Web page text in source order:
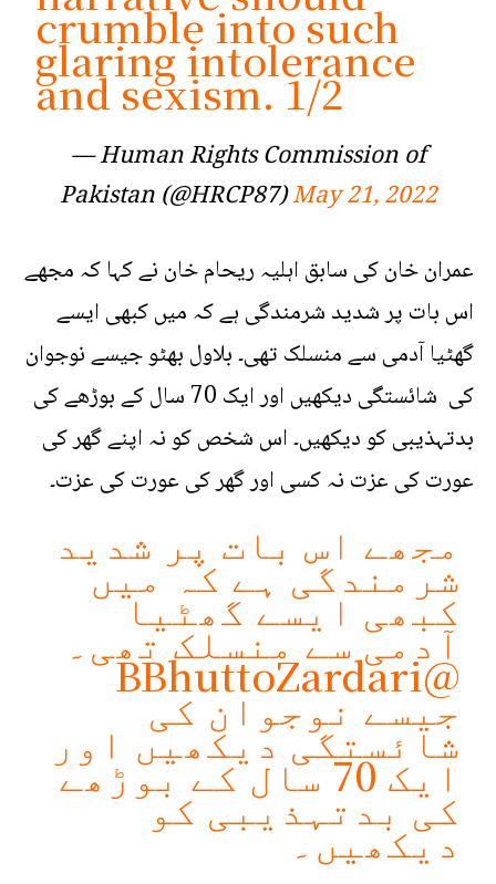
crumble into such
glaring intolerance
and sexism. 1/2
— Human Rights Commission of
Pakistan (@HRCP87)May 21, 2022
عمران خان کی سابق اہلیہ ریحام خان نے کہا کہ مجھے
اس بات پر شدید شرمندگی ہے کہ میں کبھی ایسے
گھٹیا آدمی سے منسلک تھی۔ بلاول بھٹو جیسے نوجوان
کی شائستگی دیکھیں اور ایک 70 سال کے بوڑھے کی
بدتہذیبی کو دیکھیں۔ اس شخص کو نہ اپنے گھر کی
عورت کی عزت نہ کسی اور گھر کی عورت کی عزت۔
مجھے اس بات پر شدید
شرمندگی ہے کہ میں
کبھی ایسے گھٹیا
آدمی سے منسلک تھی۔
@BBhuttoZardari
جیسے نوجوان کی
شائستگی دیکھیں اور
ایک 70 سال کے بوڑھے
کی بدتہذیبی کو
دیکھیں۔